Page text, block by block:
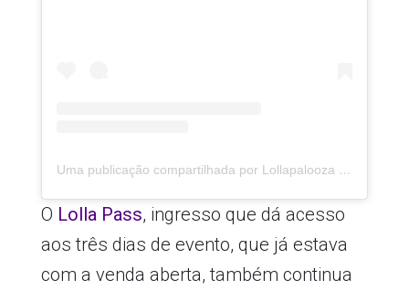
Uma publicação compartilhada por Lollapalooza Brasil (@lollapaloozabr)
O Lolla Pass, ingresso que dá acesso
aos três dias de evento, que já estava
com a venda aberta, também continua